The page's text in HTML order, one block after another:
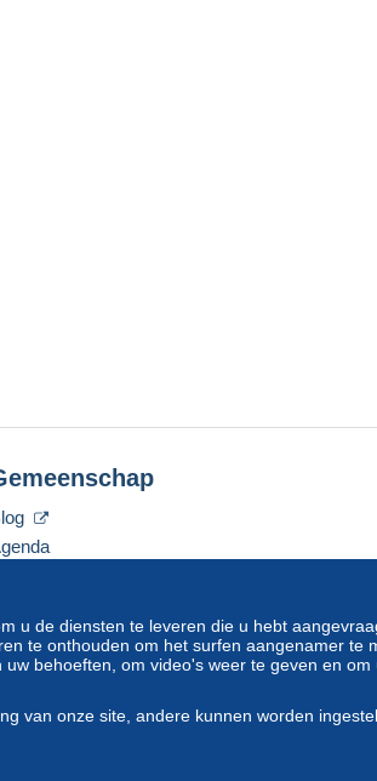
u de diensten te leveren die u hebt
te onthouden om het surfen aangenamer te
behoeften, om video's weer te geven en om
van onze site, andere kunnen worden